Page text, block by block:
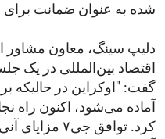
شده به عنوان ضمانت
دلیپ سینگ، معاون مشاور
اقتصاد بین‌المللی در یک
گفت: "اوکراین در
آماده می‌شود، اکنون راه
کرد. توافق